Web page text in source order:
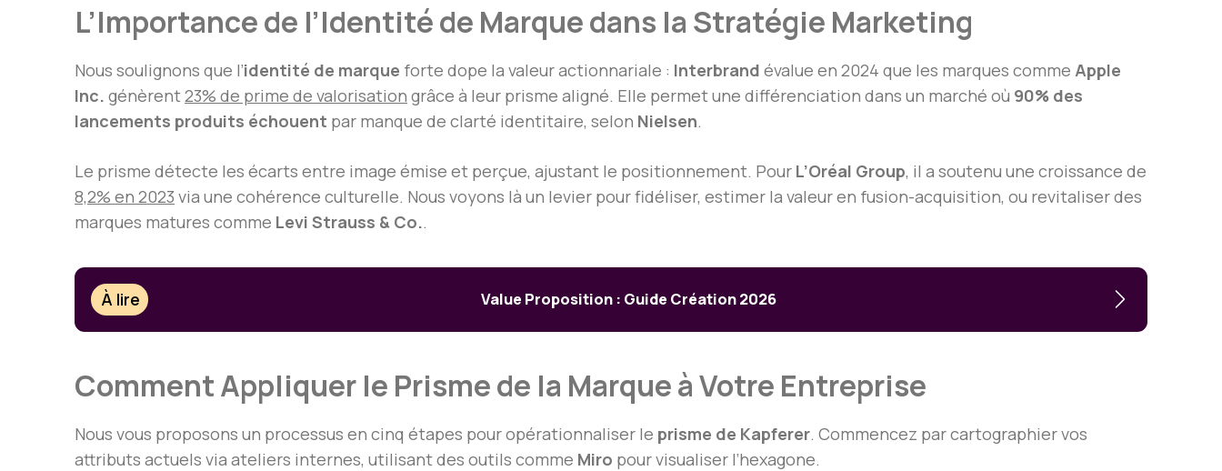
L’Importance de l’Identité de Marque dans la Stratégie Marketing
Nous soulignons que l’identité de marque forte dope la valeur actionnariale : Interbrand évalue en 2024 que les marques comme Apple
Inc. génèrent23% de prime de valorisation grâce à leur prisme aligné. Elle permet une différenciation dans un marché où 90% des
lancements produits échouent par manque de clarté identitaire, selon Nielsen.
Le prisme détecte les écarts entre image émise et perçue, ajustant le positionnement. Pour L’Oréal Group, il a soutenu une croissance de
8,2% en 2023 via une cohérence culturelle. Nous voyons là un levier pour fidéliser, estimer la valeur en fusion-acquisition, ou revitaliser des
marques matures comme Levi Strauss & Co..
À lire Value Proposition : Guide Création 2026
Comment Appliquer le Prisme de la Marque à Votre Entreprise
Nous vous proposons un processus en cinq étapes pour opérationnaliser le prisme de Kapferer. Commencez par cartographier vos
attributs actuels via ateliers internes, utilisant des outils comme Miro pour visualiser l’hexagone.